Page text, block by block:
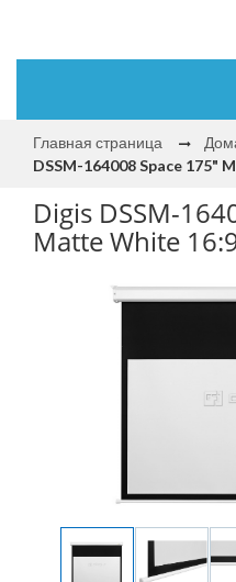
Главная страница
DSSM-164008 Space 175"
Digis DSSM-
Matte White